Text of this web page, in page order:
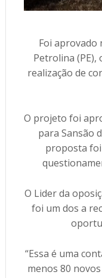
Foi aprovado
Petrolina
realização de
O projeto foi
para Sansão
proposta foi
O Lider da
foi um dos a
“Essa é uma
menos 80